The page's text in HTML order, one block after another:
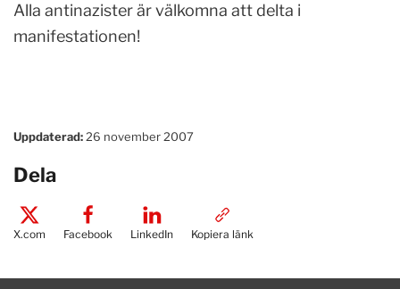
Alla antinazister är välkomna att delta i
manifestationen!
Uppdaterad: 26 november 2007
Dela
X.com Facebook LinkedIn Kopiera länk